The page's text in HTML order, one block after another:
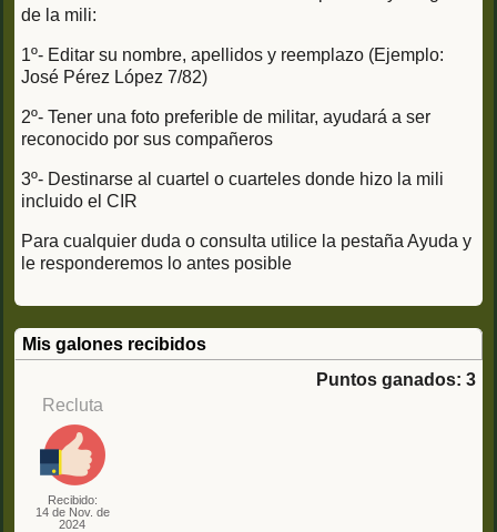
de la mili:
1º- Editar su nombre, apellidos y reemplazo (Ejemplo:
José Pérez López 7/82)
2º- Tener una foto preferible de militar, ayudará a ser
reconocido por sus compañeros
3º- Destinarse al cuartel o cuarteles donde hizo la mili
incluido el CIR
Para cualquier duda o consulta utilice la pestaña Ayuda y
le responderemos lo antes posible
Mis galones recibidos
Puntos ganados: 3
Recluta
Recibido:
14 de Nov. de
2024